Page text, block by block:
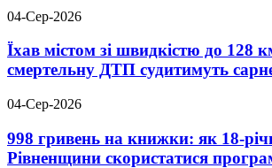
04-Сер-2026
Їхав містом зі швидкістю до 128
смертельну ДТП судитимуть
04-Сер-2026
998 гривень на книжки: як 18-
Рівненщини скористатися